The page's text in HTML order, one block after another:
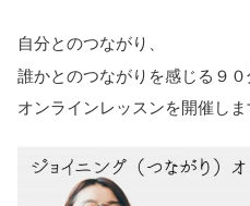
自分とのつながり、
誰かとのつながりを感じる９
オンラインレッスンを開催しま